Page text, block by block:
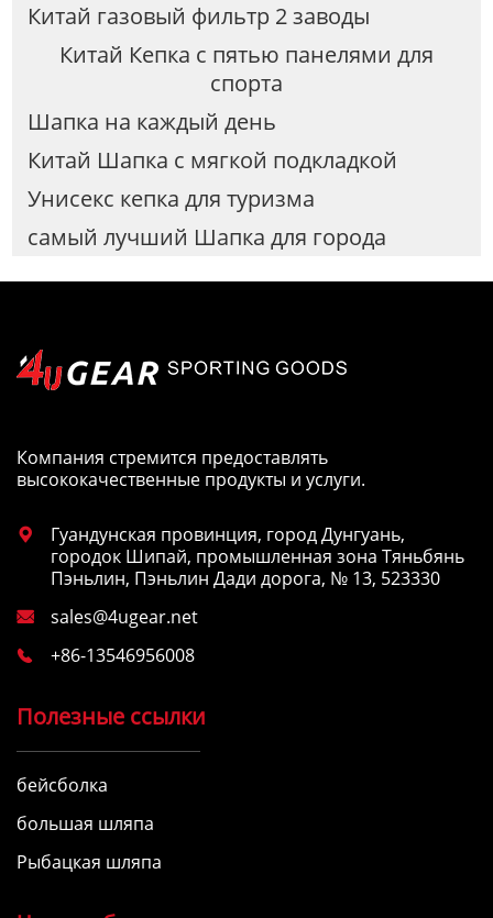
Китай газовый фильтр 2 заводы
Китай Кепка с пятью панелями для
спорта
Шапка на каждый день
Китай Шапка с мягкой подкладкой
Унисекс кепка для туризма
самый лучший Шапка для города
Компания стремится предоставлять
высококачественные продукты и услуги.

Гуандунская провинция, город Дунгуань,
городок Шипай, промышленная зона Тяньбянь
Пэньлин, Пэньлин Дади дорога, № 13, 523330
 sales@4ugear.net
 +86-13546956008
Полезные ссылки
бейсболка
большая шляпа
Рыбацкая шляпа